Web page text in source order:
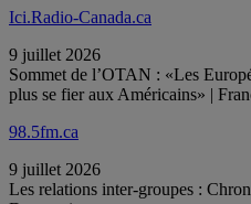
Ici.Radio-Canada.ca
9 juillet 2026
Sommet de l’OTAN : «Les
plus se fier aux Américains» |
98.5fm.ca
9 juillet 2026
Les relations inter-groupes :